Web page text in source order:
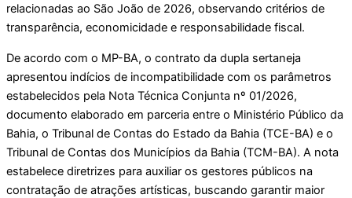
relacionadas ao São João de 2026, observando critérios de
transparência, economicidade e responsabilidade fiscal.
De acordo com o MP-BA, o contrato da dupla sertaneja
apresentou indícios de incompatibilidade com os parâmetros
estabelecidos pela Nota Técnica Conjunta nº 01/2026,
documento elaborado em parceria entre o Ministério Público da
Bahia, o Tribunal de Contas do Estado da Bahia (TCE-BA) e o
Tribunal de Contas dos Municípios da Bahia (TCM-BA). A nota
estabelece diretrizes para auxiliar os gestores públicos na
contratação de atrações artísticas, buscando garantir maior